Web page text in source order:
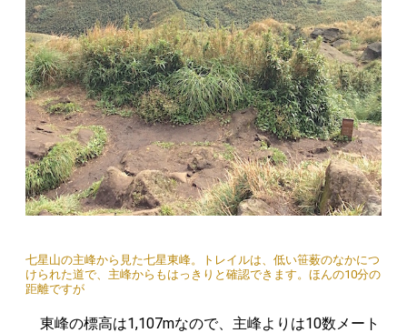
七星山の主峰から見た七星東峰。トレイルは、低い笹薮のなかにつ
けられた道で、主峰からもはっきりと確認できます。ほんの10分の
距離ですが
東峰の標高は1,107mなので、主峰よりは10数メート